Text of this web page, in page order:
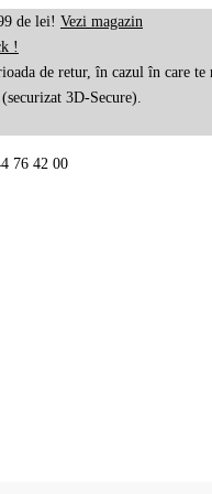
de lei! Vezi magazin
!
de retur, în cazul în care te
3D-Secure).
76 42 00